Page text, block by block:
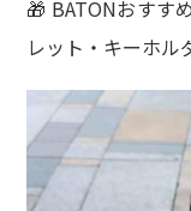
🎁 BATONおすす
レット・キーホル